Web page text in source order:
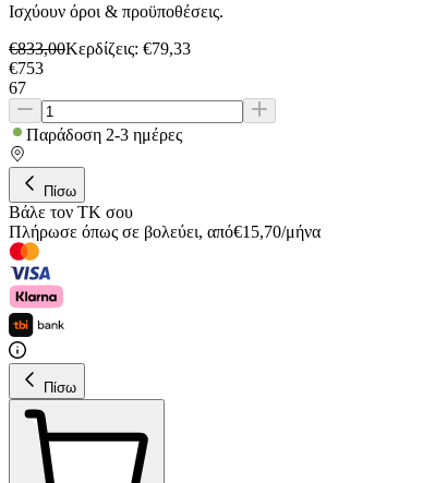
Ισχύουν όροι & προϋποθέσεις.
€833,00Κερδίζεις: €79,33
€753
67
Παράδοση 2-3 ημέρες
Πίσω
Βάλε τον ΤΚ σου
Πλήρωσε όπως σε βολεύει, από€15,70/μήνα
Πίσω